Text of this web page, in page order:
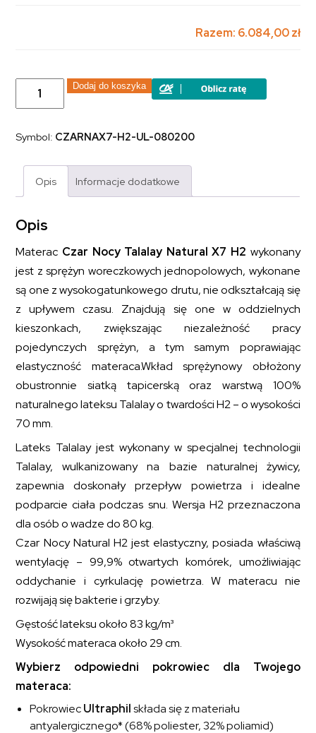
Razem: 6.084,00 zł
ilość
Materac
kieszeniowy
lateksem
NOCY
NATURAL
X7
80x200
Dodaj do koszyka
Symbol: CZARNAX7-H2-UL-080200
Opis Informacje dodatkowe
Opis
Materac Czar Nocy Talalay Natural X7 H2 wykonany
jest z sprężyn woreczkowych jednopolowych, wykonane
są one z wysokogatunkowego drutu, nie odkształcają się
z upływem czasu. Znajdują się one w oddzielnych
kieszonkach, zwiększając niezależność pracy
pojedynczych sprężyn, a tym samym poprawiając
elastyczność materaca.Wkład sprężynowy obłożony
obustronnie siatką tapicerską oraz warstwą 100%
naturalnego lateksu Talalay o twardości H2 – o wysokości
70 mm.
Lateks Talalay jest wykonany w specjalnej technologii
Talalay, wulkanizowany na bazie naturalnej żywicy,
zapewnia doskonały przepływ powietrza i idealne
podparcie ciała podczas snu. Wersja H2 przeznaczona
dla osób o wadze do 80 kg.
Czar Nocy Natural H2 jest elastyczny, posiada właściwą
wentylację – 99,9% otwartych komórek, umożliwiając
oddychanie i cyrkulację powietrza. W materacu nie
rozwijają się bakterie i grzyby.
Gęstość lateksu około 83 kg/m³
Wysokość materaca około 29 cm.
Wybierz odpowiedni pokrowiec dla Twojego
materaca:
PokrowiecUltraphilskłada się z materiału
antyalergicznego* (68% poliester, 32% poliamid)